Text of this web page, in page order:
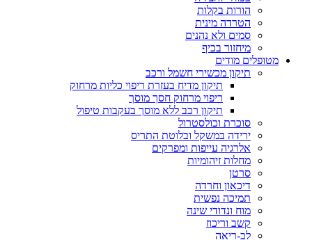
הורות בקלות
הטרדה מינית
סמים ולא נהנים
מיחזור בכיף
מטופלים מודים
תיקון מכשירי חשמל ורכב
תיקון מדיח בעזרת ריפוי כליות מרחוק
ריפוי מרחוק חסך מוסך
תיקון רכב ללא מוסך בעקבות טיפול
סוכרת וכולסטרול
ירידה במשקל ובלוטת התריס
אלרגיה עייפות ומפרקים
מחלות זיהומיות
סרטן
דיכאון וחרדה
תמיכה נפשית
מוח ונדודי שינה
קשב וריכוז
לב-ריאה